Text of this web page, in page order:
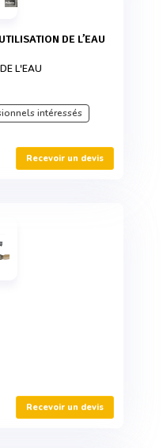
L'EAU
intéressés
Recevoir un devis
Recevoir un devis